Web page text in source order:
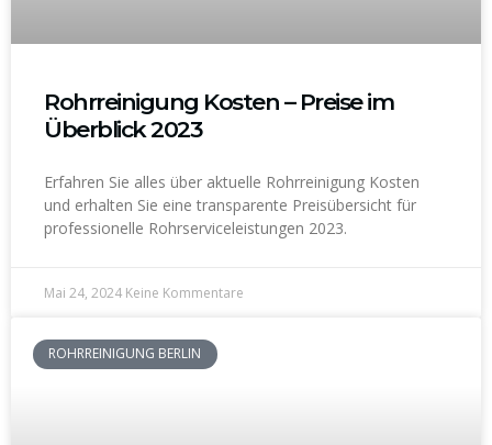
Rohrreinigung Kosten – Preise im
Überblick 2023
Erfahren Sie alles über aktuelle Rohrreinigung Kosten
und erhalten Sie eine transparente Preisübersicht für
professionelle Rohrserviceleistungen 2023.
Mai 24, 2024 Keine Kommentare
ROHRREINIGUNG BERLIN